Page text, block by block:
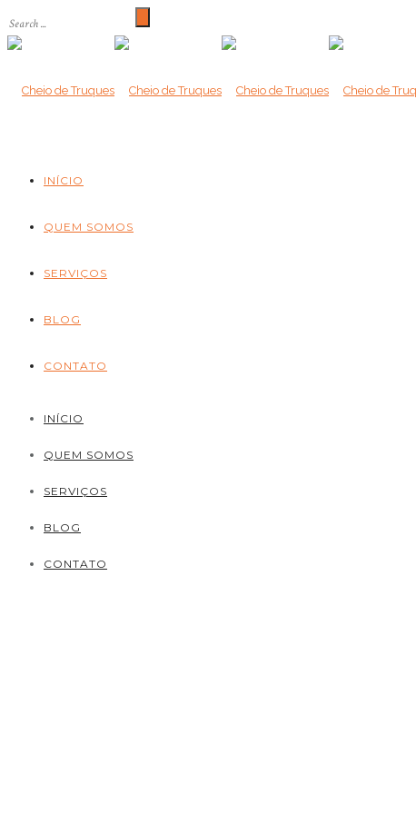
INÍCIO
QUEM SOMOS
SERVIÇOS
BLOG
CONTATO
INÍCIO
QUEM SOMOS
SERVIÇOS
BLOG
CONTATO